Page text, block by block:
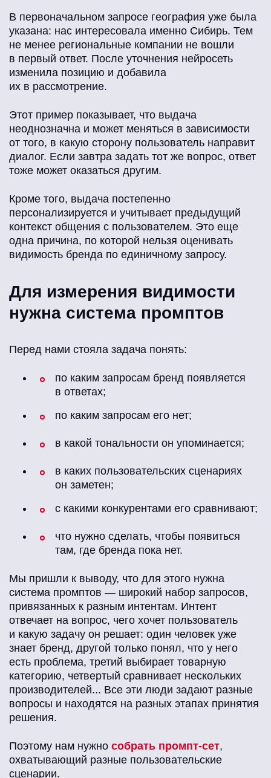
В первоначальном запросе география уже была
указана: нас интересовала именно Сибирь. Тем
не менее региональные компании не вошли
в первый ответ. После уточнения нейросеть
изменила позицию и добавила
их в рассмотрение.
Этот пример показывает, что выдача
неоднозначна и может меняться в зависимости
от того, в какую сторону пользователь направит
диалог. Если завтра задать тот же вопрос, ответ
тоже может оказаться другим.
Кроме того, выдача постепенно
персонализируется и учитывает предыдущий
контекст общения с пользователем. Это еще
одна причина, по которой нельзя оценивать
видимость бренда по единичному запросу.
Для измерения видимости
нужна система промптов
Перед нами стояла задача понять:
по каким запросам бренд появляется
в ответах;
по каким запросам его нет;
в какой тональности он упоминается;
в каких пользовательских сценариях
он заметен;
с какими конкурентами его сравнивают;
что нужно сделать, чтобы появиться
там, где бренда пока нет.
Мы пришли к выводу, что для этого нужна
система промптов — широкий набор запросов,
привязанных к разным интентам. Интент
отвечает на вопрос, чего хочет пользователь
и какую задачу он решает: один человек уже
знает бренд, другой только понял, что у него
есть проблема, третий выбирает товарную
категорию, четвертый сравнивает нескольких
производителей... Все эти люди задают разные
вопросы и находятся на разных этапах принятия
решения.
Поэтому нам нужно собрать промпт-сет,
охватывающий разные пользовательские
сценарии.